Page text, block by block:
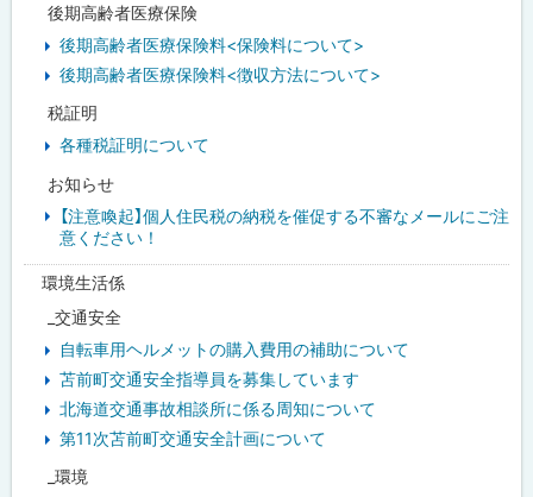
後期高齢者医療保険
後期高齢者医療保険料<保険料について>
後期高齢者医療保険料<徴収方法について>
税証明
各種税証明について
お知らせ
【注意喚起】個人住民税の納税を催促する不審なメールにご注
意ください！
環境生活係
_交通安全
自転車用ヘルメットの購入費用の補助について
苫前町交通安全指導員を募集しています
北海道交通事故相談所に係る周知について
第11次苫前町交通安全計画について
_環境